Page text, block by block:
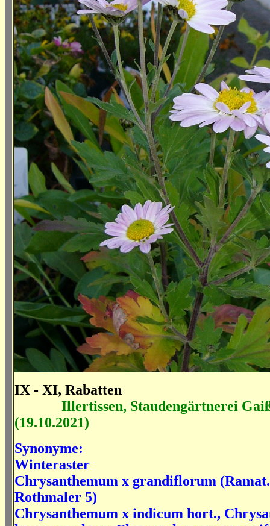
IX - XI, Rabatten
Illertissen, Staudengärtnerei
(19.10.2021)
Synonyme:
Winteraster
Chrysanthemum x grandiflorum
Rothmaler 5)
Chrysanthemum x indicum hort.,